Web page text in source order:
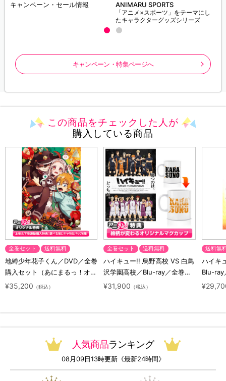
キャンペーン・セール情報 ANIMARU SPORTS
「アニメ×スポーツ」をテーマにし
たキャラクターグッズシリーズ
キャンペーン・特集ページへ
この商品をチェックした人が
購入している商品
全巻セット 送料無料
地縛少年花子くん／DVD／全巻
購入セット（あにまるっ！オリ
ジナル特典付き・送料無料）
¥35,200 （税込）
全巻セット 送料無料
ハイキュー!! 烏野高校 VS 白鳥
沢学園高校／Blu-ray／全巻セ
ット（初回生産限定・アニまる
¥31,900 （税込）
送料無
ハイキ
Blu-ray
ト（初
人気商品ランキング
08月09日13時更新《最新24時間》